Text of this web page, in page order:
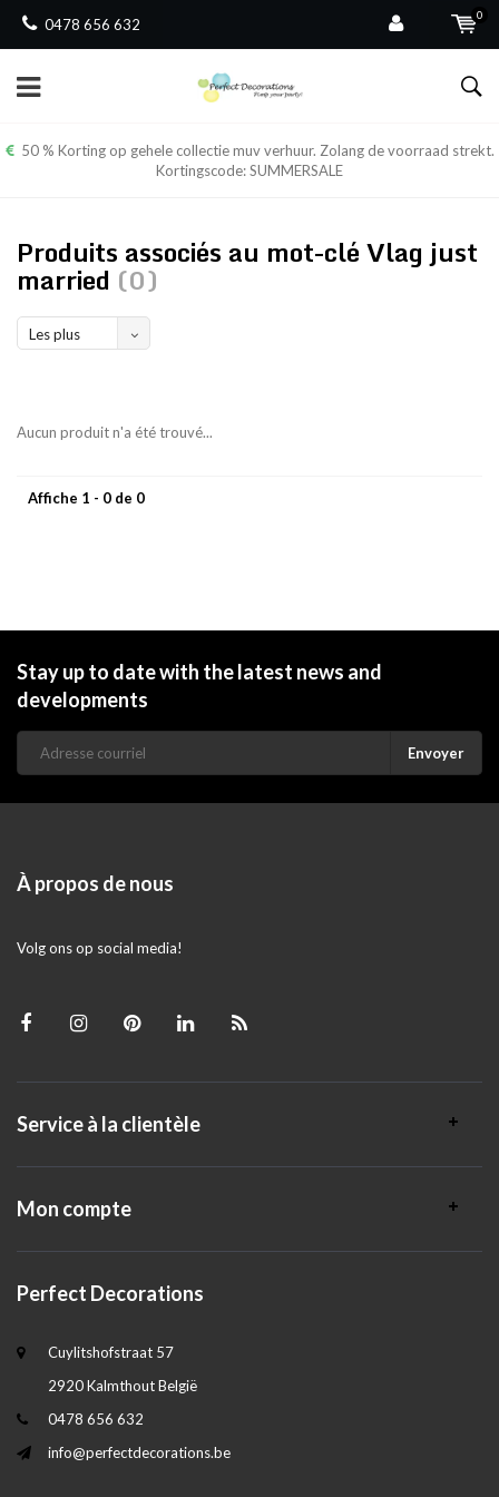
0478 656 632
0
50 % Korting op gehele collectie muv verhuur. Zolang de voorraad strekt.
Kortingscode: SUMMERSALE
Produits associés au mot-clé Vlag just
married (0)
Les plus
Aucun produit n'a été trouvé...
Affiche 1 - 0 de 0
Stay up to date with the latest news and
developments
Envoyer
À propos de nous
Volg ons op social media!
Service à la clientèle
Mon compte
Perfect Decorations
Cuylitshofstraat 57
2920 Kalmthout België
0478 656 632
info@perfectdecorations.be